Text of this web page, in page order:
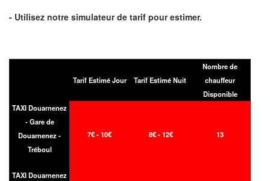
- Utilisez notre simulateur de tarif pour estimer.
Tarif Estimé Jour Tarif Estimé Nuit
Nombre de
chauffeur
Disponible
TAXI Douarnenez
- Gare de
Douarnenez -
Tréboul
7€ - 10€ 8€ - 12€ 13
TAXI Douarnenez